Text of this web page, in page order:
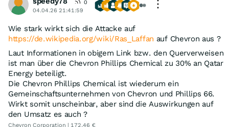
0
04.04.26 21:41:59
Wie stark wirkt sich die Attacke auf
https://de.wikipedia.org/wiki/Ras_Laffan auf Chevron aus ?
Laut Informationen in obigem Link bzw. den Querverweisen
ist man über die Chevron Phillips Chemical zu 30% an Qatar
Energy beteiligt.
Die Chevron Phillips Chemical ist wiederum ein
Gemeinschaftsunternehmen von Chevron und Phillips 66.
Wirkt somit unscheinbar, aber sind die Auswirkungen auf
den Umsatz es auch ?
Chevron Corporation | 172,46 €